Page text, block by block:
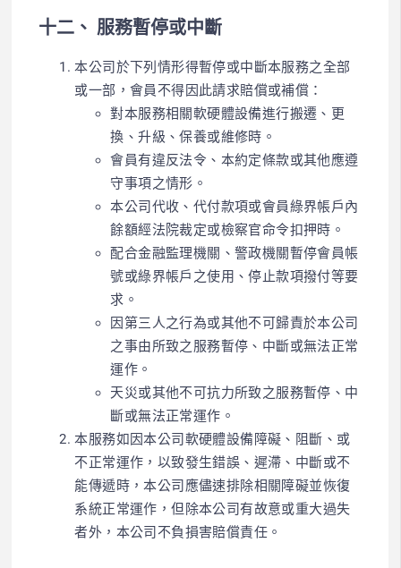
十二、 服務暫停或中斷
本公司於下列情形得暫停或中斷本服務之全部
或一部，會員不得因此請求賠償或補償：
對本服務相關軟硬體設備進行搬遷、更
換、升級、保養或維修時。
會員有違反法令、本約定條款或其他應遵
守事項之情形。
本公司代收、代付款項或會員綠界帳戶內
餘額經法院裁定或檢察官命令扣押時。
配合金融監理機關、警政機關暫停會員帳
號或綠界帳戶之使用、停止款項撥付等要
求。
因第三人之行為或其他不可歸責於本公司
之事由所致之服務暫停、中斷或無法正常
運作。
天災或其他不可抗力所致之服務暫停、中
斷或無法正常運作。
本服務如因本公司軟硬體設備障礙、阻斷、或
不正常運作，以致發生錯誤、遲滯、中斷或不
能傳遞時，本公司應儘速排除相關障礙並恢復
系統正常運作，但除本公司有故意或重大過失
者外，本公司不負損害賠償責任。